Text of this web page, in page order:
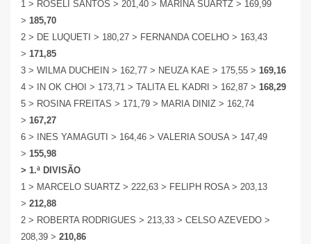
1 > ROSELI SANTOS > 201,40 > MARINA SUARTZ > 169,99
> 185,70
2 > DE LUQUETI > 180,27 > FERNANDA COELHO > 163,43
> 171,85
3 > WILMA DUCHEIN > 162,77 > NEUZA KAE > 175,55 > 169,16
4 > IN OK CHOI > 173,71 > TALITA EL KADRI > 162,87 > 168,29
5 > ROSINA FREITAS > 171,79 > MARIA DINIZ > 162,74
> 167,27
6 > INES YAMAGUTI > 164,46 > VALERIA SOUSA > 147,49
> 155,98
> 1.ª DIVISÃO
1 > MARCELO SUARTZ > 222,63 > FELIPH ROSA > 203,13
> 212,88
2 > ROBERTA RODRIGUES > 213,33 > CELSO AZEVEDO >
208,39 > 210,86